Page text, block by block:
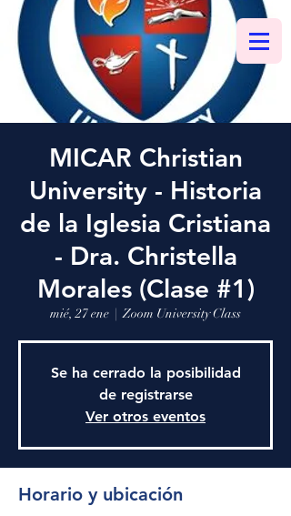
MICAR Christian
University - Historia
de la Iglesia Cristiana
- Dra. Christella
Morales (Clase #1)
mié, 27 ene
  |
Zoom University Class
Se ha cerrado la posibilidad
de registrarse
Ver otros eventos
Horario y ubicación